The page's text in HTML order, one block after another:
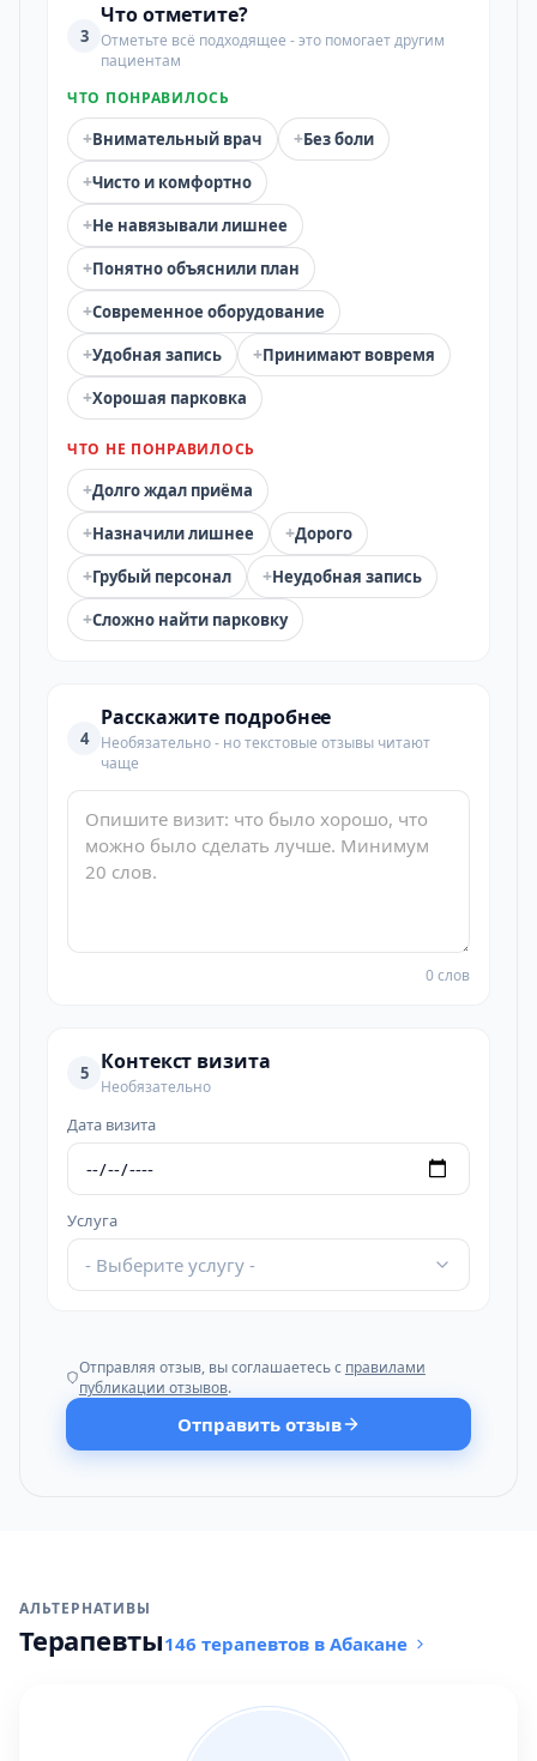
3
Что отметите?
Отметьте всё подходящее - это помогает другим
пациентам
ЧТО ПОНРАВИЛОСЬ
+Внимательный врач +Без боли
+Чисто и комфортно
+Не навязывали лишнее
+Понятно объяснили план
+Современное оборудование
+Удобная запись +Принимают вовремя
+Хорошая парковка
ЧТО НЕ ПОНРАВИЛОСЬ
+Долго ждал приёма
+Назначили лишнее +Дорого
+Грубый персонал +Неудобная запись
+Сложно найти парковку
4
Расскажите подробнее
Необязательно - но текстовые отзывы читают
чаще
0 слов
5 Контекст визита
Необязательно
Дата визита
Услуга
- Выберите услугу -
Отправляя отзыв, вы соглашаетесь с правилами
публикации отзывов.
Отправить отзыв
АЛЬТЕРНАТИВЫ
Терапевты146 терапевтов в Абакане